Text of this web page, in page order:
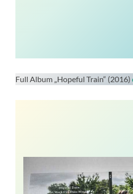
Full Album „Hopeful Train“ (2016)